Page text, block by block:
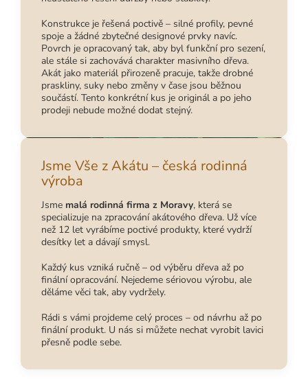
Konstrukce je řešená poctivě – silné profily, pevné
spoje a žádné zbytečné designové prvky navíc.
Povrch je opracovaný tak, aby byl funkční pro sezení,
ale stále si zachovává charakter masivního dřeva.
Akát jako materiál přirozeně pracuje, takže drobné
praskliny, suky nebo změny v čase jsou běžnou
součástí. Tento konkrétní kus je originál a po jeho
prodeji nebude možné dodat stejný.
Jsme Vše z Akátu – česká rodinná
výroba
Jsme malá rodinná firma z Moravy, která se
specializuje na zpracování akátového dřeva. Už více
než 12 let vyrábíme poctivé produkty, které vydrží
desítky let a dávají smysl.
Každý kus vzniká ručně – od výběru dřeva až po
finální opracování. Nejedeme sériovou výrobu, ale
děláme věci tak, aby vydržely.
Rádi s vámi projdeme celý proces – od návrhu až po
finální produkt. U nás si můžete nechat vyrobit lavici
přesně podle sebe.